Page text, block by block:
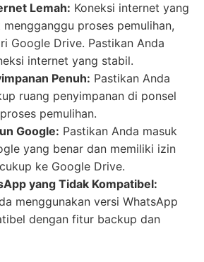
Lemah: Koneksi internet yang
proses pemulihan,
Google Drive. Pastikan Anda
internet yang stabil.
Penuh: Pastikan Anda
ruang penyimpanan di ponsel
pemulihan.
Google: Pastikan Anda masuk
yang benar dan memiliki izin
ke Google Drive.
yang Tidak Kompatibel:
menggunakan versi WhatsApp
dengan fitur backup dan